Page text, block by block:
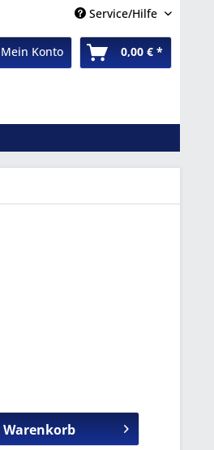
Service/Hilfe
Mein Konto 0,00 € *
Warenkorb